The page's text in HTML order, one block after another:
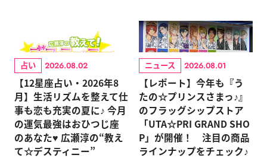
占い 2026.08.02
【12星座占い・2026年8
月】生活リズムを整えて仕
事も恋も充実の夏に♪ 今月
の運気最強はおひつじ座
のあなた♥ 広瀬淳の“教え
て☆デスティニー”
ニュース 2026.08.01
【レポート】今年も『う
たの☆プリンスさまっ♪』
のフラッグシップストア
「UTA☆PRI GRAND SHO
P」が開催！ 注目の商品
ラインナップをチェック♪